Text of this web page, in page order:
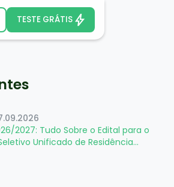
TESTE GRÁTIS
2027: Tudo Sobre o Edital para o
Unificado de Residência